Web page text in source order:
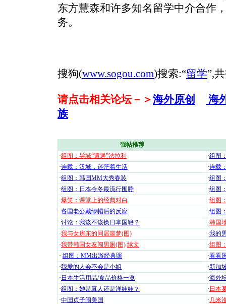
东方慧森和许多知名留学中介合作
务。
搜狗(www.sogou.com)搜索:“留学”,
请点击相关论坛－＞海外原创
海
族
强帖推荐
·组图：异域“遭遇”法拉利 ·组图
·连载：汉城，迷茫着生活 ·连载
·组图：韩国MM大秀春装 ·组图
·组图：日本今冬最流行围脖 ·组图
·爆笑：课堂上的经典对白 ·组图
·各国老公戴绿帽后的反应 ·组图
·讨论：我该不该换日本国籍？ ·韩国
·我与女房东的同居噩梦(图) ·我的
·我带韩国女友闯男厕(图) 续文 ·组图
· 组图：MM出游经典照 ·看看
·我爱的人会不会是小姐 ·新加
· 日本生活用品/食品价格一览 ·海外
·组图：她是真人还是洋娃娃？ · 日本
·中国贞子闹美国 · 几米